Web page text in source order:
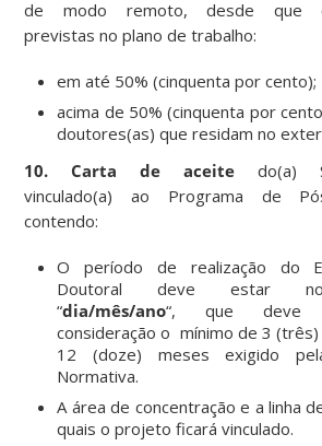
de modo remoto, desde que
previstas no plano de trabalho:
em até 50% (cinquenta por cento);
acima de 50% (cinquenta por
doutores(as) que residam no
10.
Carta de aceite do(a)
vinculado(a) ao Programa de
contendo:
O período de realização do
Doutoral deve estar
“dia/mês/ano“, que deve
consideração o mínimo de 3
12 (doze) meses exigido
Normativa.
A área de concentração e a linha
quais o projeto ficará vinculado.